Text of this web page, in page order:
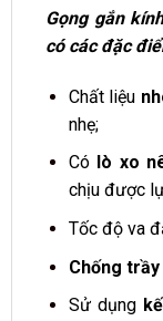
Gọng gắn
có các đặc
Chất liệu
nhẹ;
Cólò xo
chịu được
Tốc độ va
Chống
Sử dụng